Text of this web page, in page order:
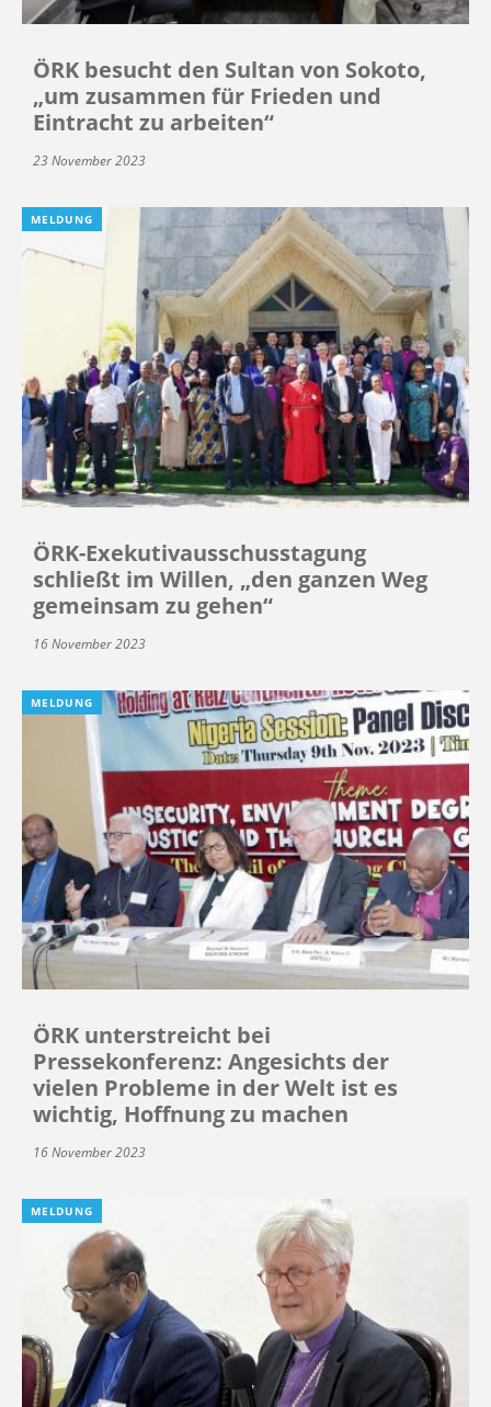
ÖRK besucht den Sultan von Sokoto,
„um zusammen für Frieden und
Eintracht zu arbeiten“
23 November 2023
MELDUNG
ÖRK-Exekutivausschusstagung
schließt im Willen, „den ganzen Weg
gemeinsam zu gehen“
16 November 2023
MELDUNG
ÖRK unterstreicht bei
Pressekonferenz: Angesichts der
vielen Probleme in der Welt ist es
wichtig, Hoffnung zu machen
16 November 2023
MELDUNG